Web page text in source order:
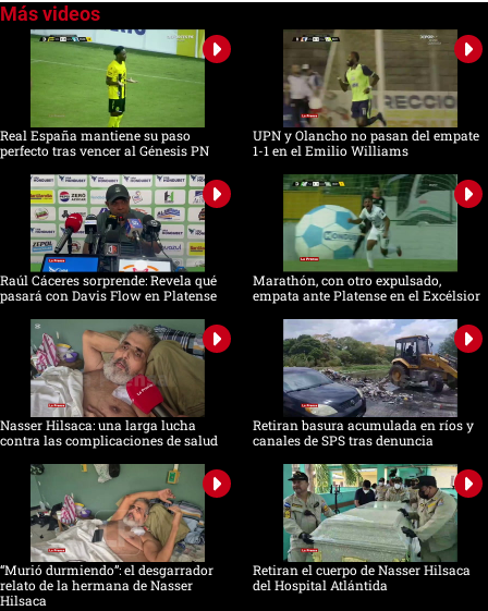
seconds
seconds
Real España mantiene su paso
perfecto tras vencer al Génesis PN
UPN y Olancho no pasan del empate
1-1 en el Emilio Williams
Raúl Cáceres sorprende: Revela qué
pasará con Davis Flow en Platense
Marathón, con otro expulsado,
empata ante Platense en el Excélsior
Nasser Hilsaca: una larga lucha
contra las complicaciones de salud
Retiran basura acumulada en ríos y
canales de SPS tras denuncia
“Murió durmiendo”: el desgarrador
relato de la hermana de Nasser
Hilsaca
Retiran el cuerpo de Nasser Hilsaca
del Hospital Atlántida